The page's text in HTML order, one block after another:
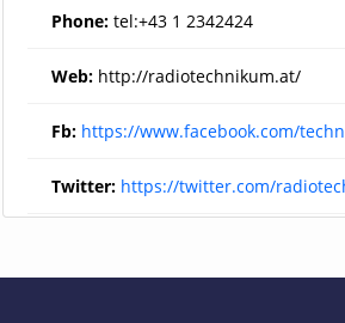
Phone: tel:+43 1 2342424
Web: http://radiotechnikum.at/
Fb: https://www.facebook.com/
Twitter: https://twitter.com/